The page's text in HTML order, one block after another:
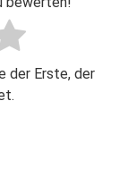
der Erste, der